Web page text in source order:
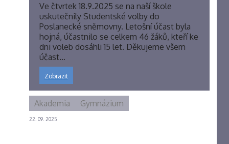
Ve čtvrtek 18.9.2025 se na naší škole
uskutečnily Studentské volby do
Poslanecké sněmovny. Letošní účast byla
hojná, účastnilo se celkem 46 žáků, kteří ke
dni voleb dosáhli 15 let. Děkujeme všem
účast…
Zobrazit
22. 09. 2025
Akademia Gymnázium